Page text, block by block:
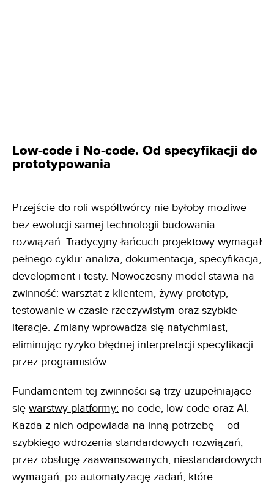
Low-code i No-code. Od specyfikacji do
prototypowania
Przejście do roli współtwórcy nie byłoby możliwe
bez ewolucji samej technologii budowania
rozwiązań. Tradycyjny łańcuch projektowy wymagał
pełnego cyklu: analiza, dokumentacja, specyfikacja,
development i testy. Nowoczesny model stawia na
zwinność: warsztat z klientem, żywy prototyp,
testowanie w czasie rzeczywistym oraz szybkie
iteracje. Zmiany wprowadza się natychmiast,
eliminując ryzyko błędnej interpretacji specyfikacji
przez programistów.
Fundamentem tej zwinności są trzy uzupełniające
się warstwy platformy: no-code, low-code oraz AI.
Każda z nich odpowiada na inną potrzebę – od
szybkiego wdrożenia standardowych rozwiązań,
przez obsługę zaawansowanych, niestandardowych
wymagań, po automatyzację zadań, które